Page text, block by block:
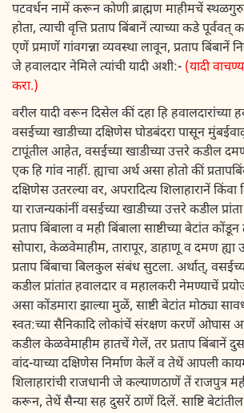
पटवर्धन नामें करून कोणी ब्राह्मण माहीमचें
होता, त्याची वृत्ति प्रताप बिंबानें त्याच्या कडे
एणें प्रमाणें गांवगन्ना व्यवस्था लावून, प्रताप बिंबानें
जे हवालदार नेमिले त्यांची यादी अशी:- (यादी
करा.)
वरील यादी वरून दिसेल कीं दहा हि हवालदारांच्या
वसईच्या खाडीच्या दक्षिणेस घोडबंदरा पासून
टापूंतील आहेत, वसईच्या खाडीच्या उत्तरे कडील
एक हि गांव नाहीं. ह्याचा अर्थ असा होतो कीं
दक्षिणेस उतरल्या वर, अपरादित्य शिलाहारानें
या राजन्यकांनीं वसईच्या खाडीच्या उत्तरे कडील
प्रताप बिंबाला व मही बिंबाला साष्टीच्या बेटांत
सोपारा, केळवेमाहीम, तारापूर, डाहाणू व दमण ह्या
प्रताप बिंबाचा बिलकुल संबंध सुटला. अर्थात्,
कडील प्रांतांत हवालदार व महालकरी नेमण्याचें
असा कोंडमारा झाल्या मुळें, साष्टी बेटांत मोठ्या
स्वत:च्या सैनिकादि लोकांचें संरक्षण करणें ओघास
कडील केळवेमाहीम हातचें गेलें, तर प्रताप बिंबानें
वांद-याच्या दक्षिणेस निर्माण केलें व तेथें आपली
शिलाहारांची राजधानी जे कल्याणठाणें तें राजपुत्र
करून, तेथें सैन्या सह दुसरें ठाणें दिलें. साष्टि बेटांतील